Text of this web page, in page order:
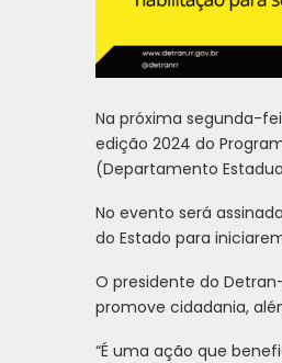
Na próxima segunda-
edição 2024 do
(Departamento
No evento será
do Estado para
O presidente do
promove cidadania,
“É uma ação que